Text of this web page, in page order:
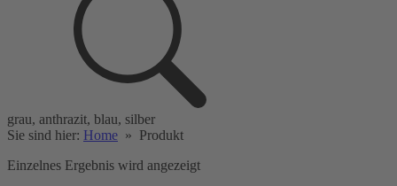
grau, anthrazit, blau, silber
Sie sind hier: Home » Produkt
Einzelnes Ergebnis wird angezeigt